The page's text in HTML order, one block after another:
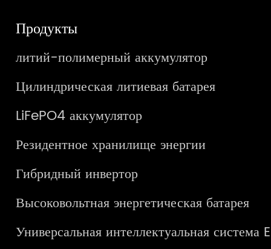
Продукты
литий-полимерный аккумулятор
Цилиндрическая литиевая батарея
LiFePO4 аккумулятор
Резидентное хранилище энергии
Гибридный инвертор
Высоковольтная энергетическая батарея
Универсальная интеллектуальная система